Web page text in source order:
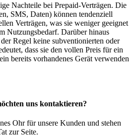
Nachteile bei Prepaid-Verträgen. Die
SMS, Daten) können tendenziell
Verträgen, was sie weniger geeignet
Nutzungsbedarf. Darüber hinaus
Regel keine subventionierten oder
dass sie den vollen Preis für ein
bereits vorhandenes Gerät verwenden
uns kontaktieren?
Ohr für unsere Kunden und stehen
zur Seite.